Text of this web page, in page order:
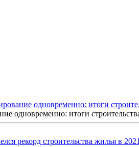
одновременно: итоги